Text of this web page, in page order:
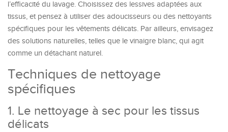
l’efficacité du lavage. Choisissez des lessives adaptées aux
tissus, et pensez à utiliser des adoucisseurs ou des nettoyants
spécifiques pour les vêtements délicats. Par ailleurs, envisagez
des solutions naturelles, telles que le vinaigre blanc, qui agit
comme un détachant naturel.
Techniques de nettoyage
spécifiques
1. Le nettoyage à sec pour les tissus
délicats